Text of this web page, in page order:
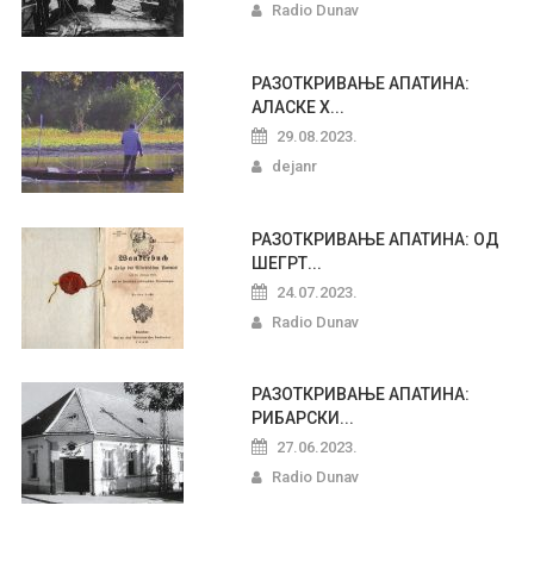
Radio Dunav
РАЗОТКРИВАЊЕ АПАТИНА:
АЛАСКЕ Х...
29.08.2023.
dejanr
РАЗОТКРИВАЊЕ АПАТИНА: ОД
ШЕГРТ...
24.07.2023.
Radio Dunav
РАЗОТКРИВАЊЕ АПАТИНА:
РИБАРСКИ...
27.06.2023.
Radio Dunav